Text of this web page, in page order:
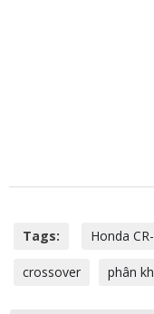
Tags: Honda
crossover phân